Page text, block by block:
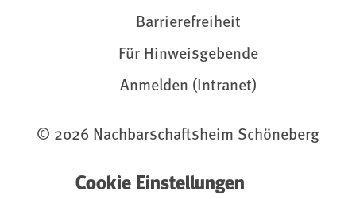
Barrierefreiheit
Für Hinweisgebende
Anmelden (Intranet)
© 2026 Nachbarschaftsheim Schöneberg
Cookie Einstellungen